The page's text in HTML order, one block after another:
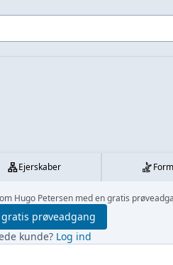
Ejerskaber
Hugo Petersen med en gratis
prøveadgang
kunde? Log ind